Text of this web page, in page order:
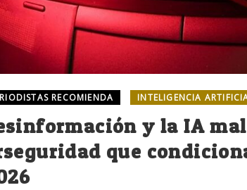
RECOMIENDA INTELIGENCIA
y la IA
que